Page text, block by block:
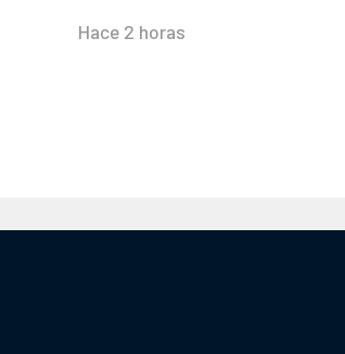
Hace 2 horas